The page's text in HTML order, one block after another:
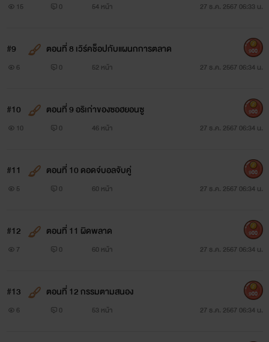
15 0 54 หน้า 27 ธ.ค. 2567 06:33 น.
#9 ตอนที่ 8 เวิร์คช็อปกับแผนกการตลาด
6 0 52 หน้า 27 ธ.ค. 2567 06:34 น.
900
#10 ตอนที่ 9 อริเก่าของซอฮยอนซู
10 0 46 หน้า 27 ธ.ค. 2567 06:34 น.
900
#11 ตอนที่ 10 ดอดจ์บอลจับคู่
5 0 60 หน้า 27 ธ.ค. 2567 06:34 น.
900
#12 ตอนที่ 11 ผิดพลาด
7 0 60 หน้า 27 ธ.ค. 2567 06:34 น.
900
#13 ตอนที่ 12 กรรมตามสนอง
6 0 53 หน้า 27 ธ.ค. 2567 06:34 น.
900